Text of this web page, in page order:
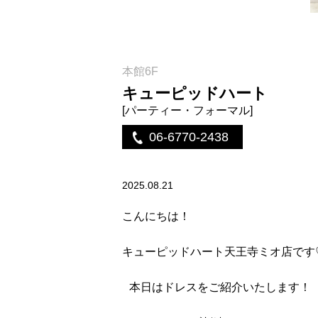
本館6F
キューピッドハート
[パーティー・フォーマル]
06-6770-2438
2025.08.21
こんにちは！
キューピッドハート天王寺ミオ店で
本日はドレスをご紹介いたしま